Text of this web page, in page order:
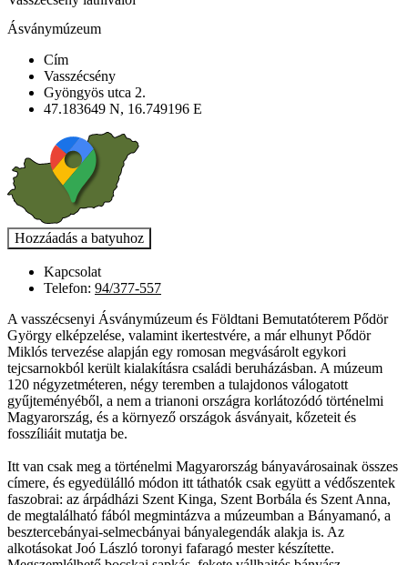
Ásványmúzeum
Cím
Vasszécsény
Gyöngyös utca 2.
47.183649 N, 16.749196 E
Kapcsolat
Telefon: 94/377-557
A vasszécsenyi Ásványmúzeum és Földtani Bemutatóterem Pődör
György elképzelése, valamint ikertestvére, a már elhunyt Pődör
Miklós tervezése alapján egy romosan megvásárolt egykori
tejcsarnokból került kialakításra családi beruházásban. A múzeum
120 négyzetméteren, négy teremben a tulajdonos válogatott
gyűjteményéből, a nem a trianoni országra korlátozódó történelmi
Magyarország, és a környező országok ásványait, kőzeteit és
fosszíliáit mutatja be.
Itt van csak meg a történelmi Magyarország bányavárosainak összes
címere, és egyedülálló módon itt táthatók csak együtt a védőszentek
faszobrai: az árpádházi Szent Kinga, Szent Borbála és Szent Anna,
de megtalálható fából megmintázva a múzeumban a Bányamanó, a
besztercebányai-selmecbányai bányalegendák alakja is. Az
alkotásokat Joó László toronyi fafaragó mester készítette.